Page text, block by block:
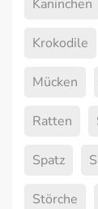
Kaninchen
Krokodile
Mücken
Ratten
Spatz
Störche